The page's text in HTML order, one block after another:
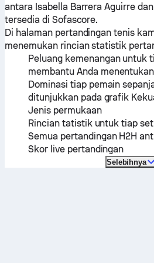
antara Isabella Barrera Aguirre dan
tersedia di Sofascore.
Di halaman pertandingan tenis
menemukan rincian statistik
Peluang kemenangan untuk
membantu Anda
Dominasi tiap pemain
ditunjukkan pada grafik
Jenis permukaan
Rincian tatistik untuk tiap set
Semua pertandingan H2H
Skor live pertandingan
Selebihnya